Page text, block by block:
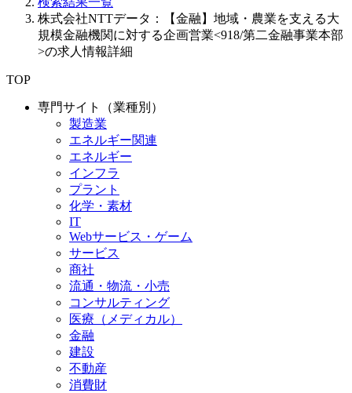
株式会社NTTデータ：【金融】地域・農業を支える大
規模金融機関に対する企画営業<918/第二金融事業本部
>の求人情報詳細
TOP
専門サイト（業種別）
製造業
エネルギー関連
エネルギー
インフラ
プラント
化学・素材
IT
Webサービス・ゲーム
サービス
商社
流通・物流・小売
コンサルティング
医療（メディカル）
金融
建設
不動産
消費財